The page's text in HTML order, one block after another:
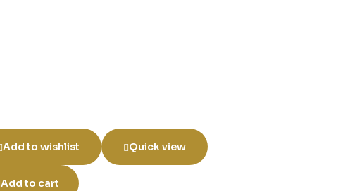
Add to wishlist Quick view
Add to cart